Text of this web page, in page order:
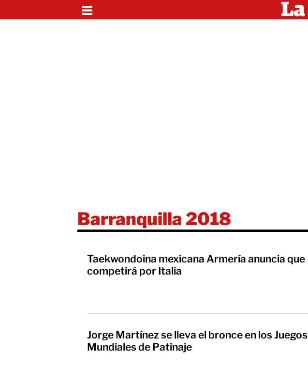
Barranquilla 2018
Taekwondoina mexicana Armería anuncia que
competirá por Italia
Jorge Martínez se lleva el bronce en los Juegos
Mundiales de Patinaje